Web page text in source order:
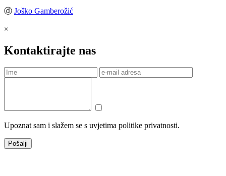
ⓓ Joško Gamberožić
×
Kontaktirajte nas
Upoznat sam i slažem se s uvjetima politike privatnosti.
Pošalji